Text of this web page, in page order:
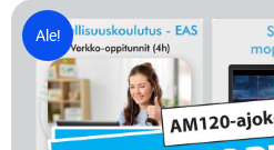
Ale!